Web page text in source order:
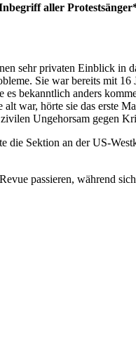
aller
sehr privaten Einblick
Sie war bereits mit
bekanntlich anders
war, hörte sie das
Ungehorsam gegen
die Sektion an der US-
passieren, während